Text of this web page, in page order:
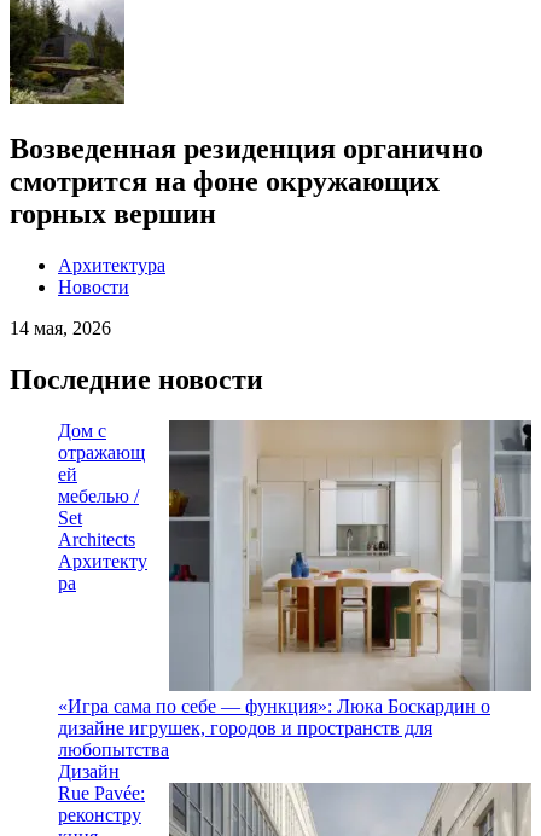
Возведенная резиденция органично
смотрится на фоне окружающих
горных вершин
Архитектура
Новости
14 мая, 2026
Последние новости
Дом с
отражающ
ей
мебелью /
Set
Architects
Архитекту
ра
«Игра сама по себе — функция»: Люка Боскардин о
дизайне игрушек, городов и пространств для
любопытства
Дизайн
Rue Pavée:
реконстру